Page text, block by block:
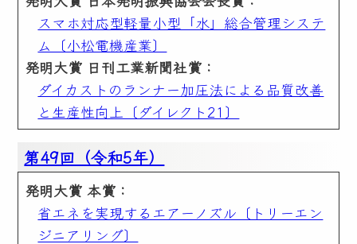
スマホ対応型軽量小型「水」総合管理システ
ム〔小松電機産業〕
発明大賞 日刊工業新聞社賞：
ダイカストのランナー加圧法による品質改善
と生産性向上〔ダイレクト21〕
第49回（令和5年）
発明大賞 本賞：
省エネを実現するエアーノズル〔トリーエン
ジニアリング〕